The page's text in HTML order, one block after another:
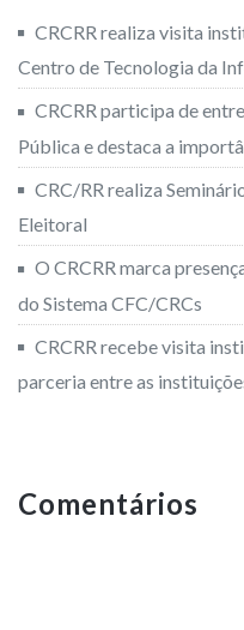
CRCRR realiza visita
Centro de Tecnologia da
CRCRR participa de
Pública e destaca a
CRC/RR realiza
Eleitoral
O CRCRR marca
do Sistema CFC/CRCs
CRCRR recebe visita
parceria entre as
Comentários